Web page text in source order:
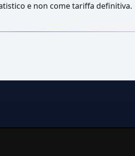
e non come tariffa definitiva.